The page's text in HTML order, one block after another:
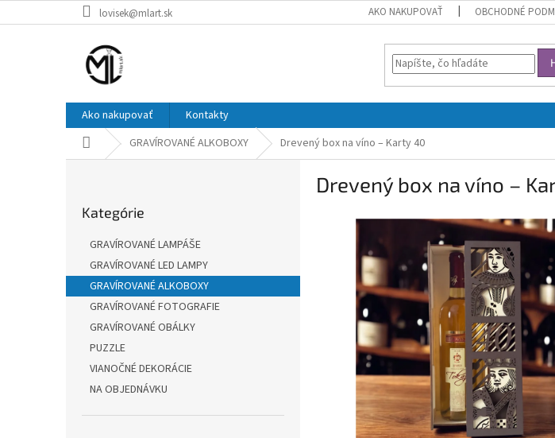
na
lovisek@mlart.sk AKO NAKUPOVAŤ OBCHODNÉ
Ako nakupovať
Kontakty
Domov GRAVÍROVANÉ ALKOBOXY Drevený box na víno – Karty 40
a
kategórie
Kategórie
GRAVÍROVANÉ LAMPÁŠE
GRAVÍROVANÉ LED LAMPY
GRAVÍROVANÉ ALKOBOXY
GRAVÍROVANÉ FOTOGRAFIE
GRAVÍROVANÉ OBÁLKY
PUZZLE
VIANOČNÉ DEKORÁCIE
NA OBJEDNÁVKU
Drevený box na víno –